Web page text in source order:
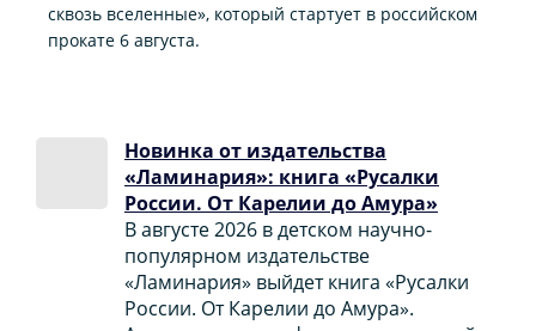
сквозь вселенные», который стартует в российском
прокате 6 августа.
Новинка от издательства
«Ламинария»: книга «Русалки
России. От Карелии до Амура»
В августе 2026 в детском научно-
популярном издательстве
«Ламинария» выйдет книга «Русалки
России. От Карелии до Амура».